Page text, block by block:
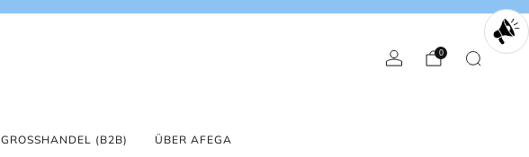
GROSSHANDEL (B2B) ÜBER AFEGA
0